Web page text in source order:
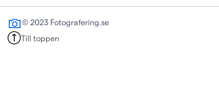
© 2023 Fotografering.se
Till toppen